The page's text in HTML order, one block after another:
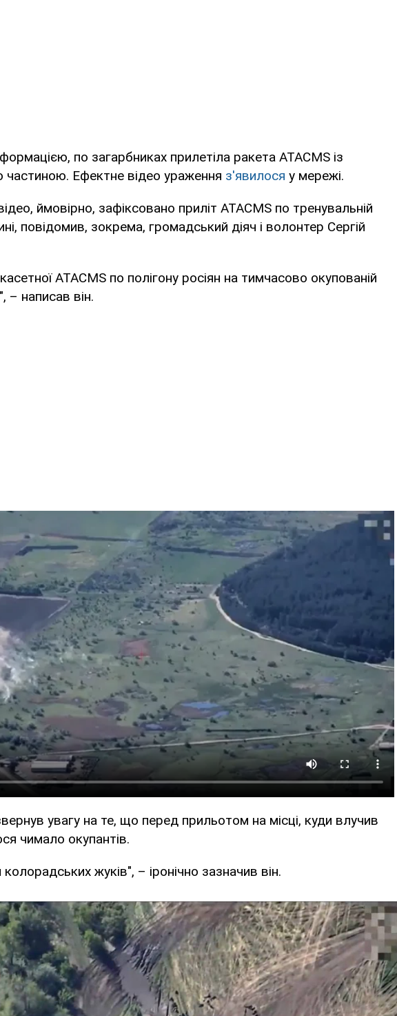
по загарбниках прилетіла ракета ATACMS із
Ефектне відео ураження з'явилося у мережі.
ймовірно, зафіксовано приліт ATACMS по тренувальній
повідомив, зокрема, громадський діяч і волонтер Сергій
ATACMS по полігону росіян на тимчасово окупованій
– написав він.
увагу на те, що перед прильотом на місці, куди влучив
чимало окупантів.
жуків", – іронічно зазначив він.